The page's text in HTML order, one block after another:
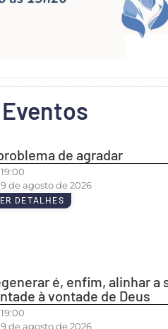
de agradar
19:00
9 de agosto de 2026
DETALHES
é, enfim, alinhar a
à vontade de Deus
19:00
9 de agosto de 2026